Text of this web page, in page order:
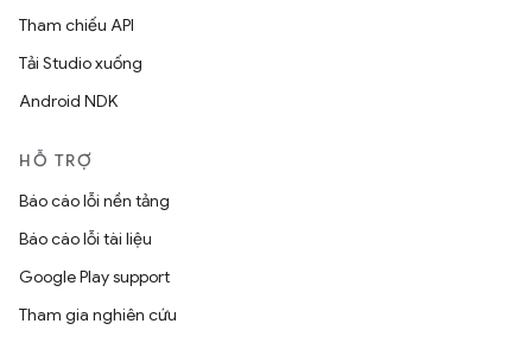
Tham chiếu API
Tải Studio xuống
Android NDK
HỖ TRỢ
Báo cáo lỗi nền tảng
Báo cáo lỗi tài liệu
Google Play support
Tham gia nghiên cứu